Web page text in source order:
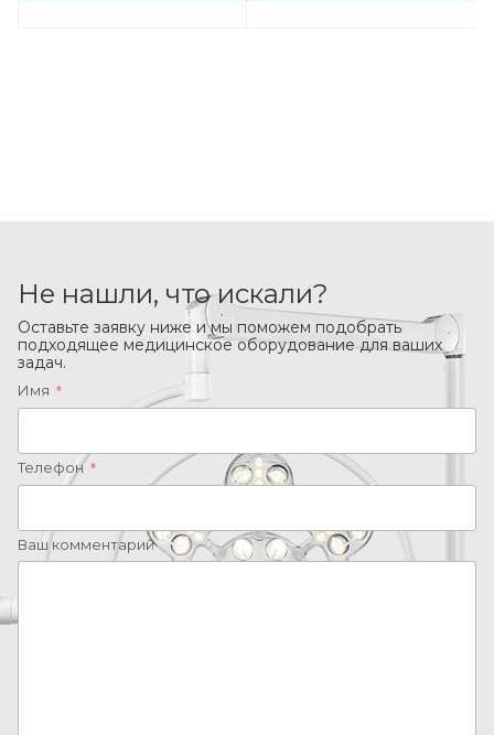
Не нашли, что искали?
Оставьте заявку ниже и мы поможем подобрать
подходящее медицинское оборудование для ваших
задач.
Имя *
Телефон *
Ваш комментарий